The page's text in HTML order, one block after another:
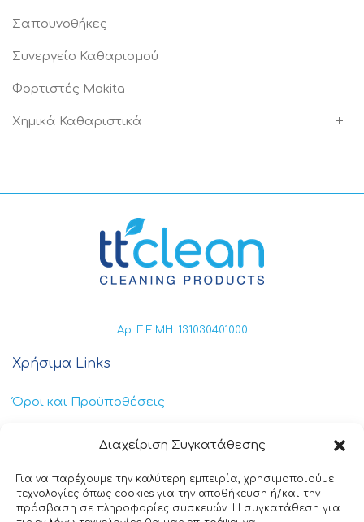
Διαχείριση Συγκατάθεσης
Για να παρέχουμε την καλύτερη εμπειρία, χρησιμοποιούμε
τεχνολογίες όπως cookies για την αποθήκευση ή/και την
πρόσβαση σε πληροφορίες συσκευών. Η συγκατάθεση για
Σαπουνοθήκες
Συνεργείο Καθαρισμού
Φορτιστές Makita
Χημικά Καθαριστικά
Αρ. Γ.Ε.ΜΗ: 131030401000
Χρήσιμα Links
Όροι και Προϋποθέσεις
Πολιτική Απορρήτου
Πολιτική Cookies
Επικοινωνία